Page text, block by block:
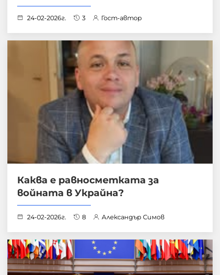
24-02-2026г. 3 Гост-автор
Каква е равносметката за
войната в Украйна?
24-02-2026г. 8 Александър Симов